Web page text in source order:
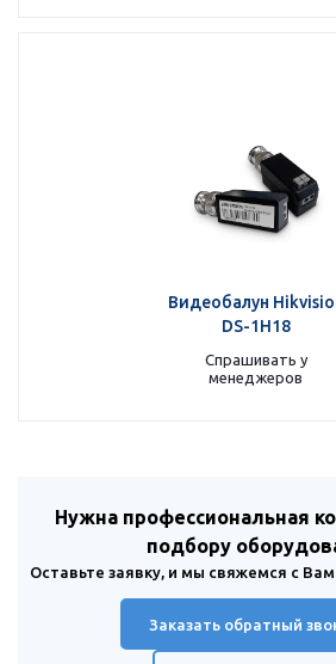
Видеобалун
DS-1H18
Спрашивать у
менеджеров
Нужна профессиональная
подбору
Оставьте заявку, и мы свяжемся с
Заказать обратный